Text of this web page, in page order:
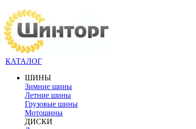
КАТАЛОГ
ШИНЫ
Зимние шины
Летние шины
Грузовые шины
Мотошины
ДИСКИ